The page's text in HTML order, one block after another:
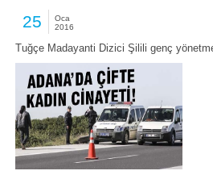
25
Oca
2016
Tuğçe Madayanti Dizici Şilili genç